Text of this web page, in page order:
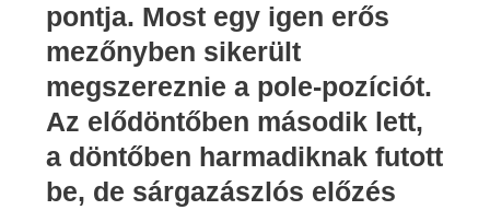
pontja. Most egy igen erős
mezőnyben sikerült
megszereznie a pole-pozíciót.
Az elődöntőben második lett,
a döntőben harmadiknak futott
be, de sárgazászlós előzés